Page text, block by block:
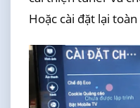
Hoặc cài đặt lại